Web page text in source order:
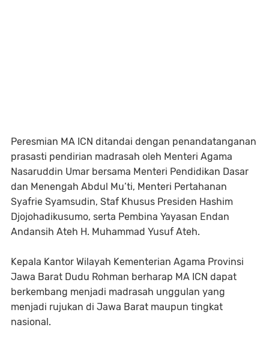
Peresmian MA ICN ditandai dengan penandatanganan
prasasti pendirian madrasah oleh Menteri Agama
Nasaruddin Umar bersama Menteri Pendidikan Dasar
dan Menengah Abdul Mu’ti, Menteri Pertahanan
Syafrie Syamsudin, Staf Khusus Presiden Hashim
Djojohadikusumo, serta Pembina Yayasan Endan
Andansih Ateh H. Muhammad Yusuf Ateh.
Kepala Kantor Wilayah Kementerian Agama Provinsi
Jawa Barat Dudu Rohman berharap MA ICN dapat
berkembang menjadi madrasah unggulan yang
menjadi rujukan di Jawa Barat maupun tingkat
nasional.